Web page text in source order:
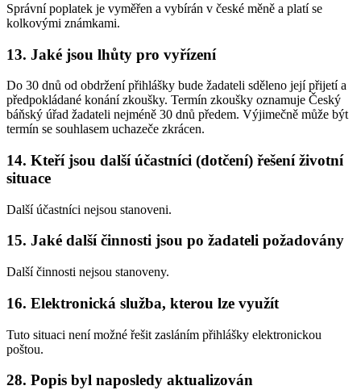
Správní poplatek je vyměřen a vybírán v české měně a platí se
kolkovými známkami.
13. Jaké jsou lhůty pro vyřízení
Do 30 dnů od obdržení přihlášky bude žadateli sděleno její přijetí a
předpokládané konání zkoušky. Termín zkoušky oznamuje Český
báňský úřad žadateli nejméně 30 dnů předem. Výjimečně může být
termín se souhlasem uchazeče zkrácen.
14. Kteří jsou další účastníci (dotčení) řešení životní
situace
Další účastníci nejsou stanoveni.
15. Jaké další činnosti jsou po žadateli požadovány
Další činnosti nejsou stanoveny.
16. Elektronická služba, kterou lze využít
Tuto situaci není možné řešit zasláním přihlášky elektronickou
poštou.
28. Popis byl naposledy aktualizován